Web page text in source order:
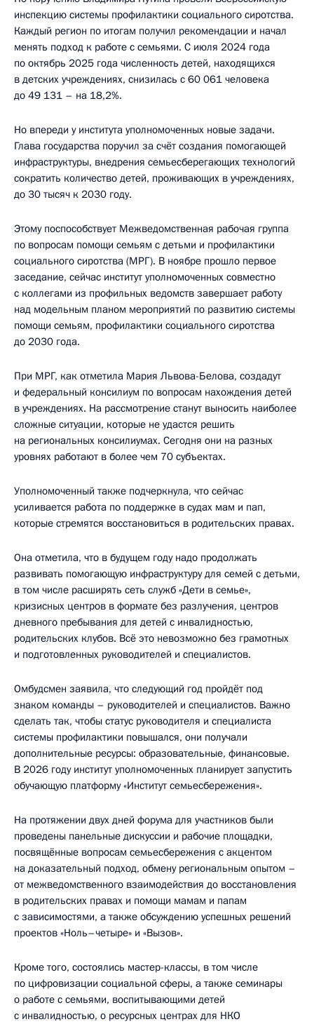
инспекцию системы профилактики социального сиротства.
Каждый регион по итогам получил рекомендации и начал
менять подход к работе с семьями. С июля 2024 года
по октябрь 2025 года численность детей, находящихся
в детских учреждениях, снизилась с 60 061 человека
до 49 131 – на 18,2%.
Но впереди у института уполномоченных новые задачи.
Глава государства поручил за счёт создания помогающей
инфраструктуры, внедрения семьесберегающих технологий
сократить количество детей, проживающих в учреждениях,
до 30 тысяч к 2030 году.
Этому поспособствует Межведомственная рабочая группа
по вопросам помощи семьям с детьми и профилактики
социального сиротства (МРГ). В ноябре прошло первое
заседание, сейчас институт уполномоченных совместно
с коллегами из профильных ведомств завершает работу
над модельным планом мероприятий по развитию системы
помощи семьям, профилактики социального сиротства
до 2030 года.
При МРГ, как отметила Мария Львова-Белова, создадут
и федеральный консилиум по вопросам нахождения детей
в учреждениях. На рассмотрение станут выносить наиболее
сложные ситуации, которые не удастся решить
на региональных консилиумах. Сегодня они на разных
уровнях работают в более чем 70 субъектах.
Уполномоченный также подчеркнула, что сейчас
усиливается работа по поддержке в судах мам и пап,
которые стремятся восстановиться в родительских правах.
Она отметила, что в будущем году надо продолжать
развивать помогающую инфраструктуру для семей с детьми,
в том числе расширять сеть служб «Дети в семье»,
кризисных центров в формате без разлучения, центров
дневного пребывания для детей с инвалидностью,
родительских клубов. Всё это невозможно без грамотных
и подготовленных руководителей и специалистов.
Омбудсмен заявила, что следующий год пройдёт под
знаком команды – руководителей и специалистов. Важно
сделать так, чтобы статус руководителя и специалиста
системы профилактики повышался, они получали
дополнительные ресурсы: образовательные, финансовые.
В 2026 году институт уполномоченных планирует запустить
обучающую платформу «Институт семьесбережения».
На протяжении двух дней форума для участников были
проведены панельные дискуссии и рабочие площадки,
посвящённые вопросам семьесбережения с акцентом
на доказательный подход, обмену региональным опытом –
от межведомственного взаимодействия до восстановления
в родительских правах и помощи мамам и папам
с зависимостями, а также обсуждению успешных решений
проектов «Ноль–четыре» и «Вызов».
Кроме того, состоялись мастер-классы, в том числе
по цифровизации социальной сферы, а также семинары
о работе с семьями, воспитывающими детей
с инвалидностью, о ресурсных центрах для НКО